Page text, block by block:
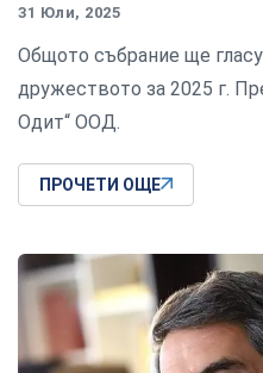
31 Юли, 2025
Общото събрание ще
дружеството за 2025 г.
Одит“ ООД.
ПРОЧЕТИ ОЩЕ